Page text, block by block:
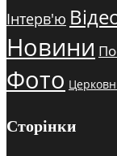
Інтерв'ю
Новини
Фото
Сторінки